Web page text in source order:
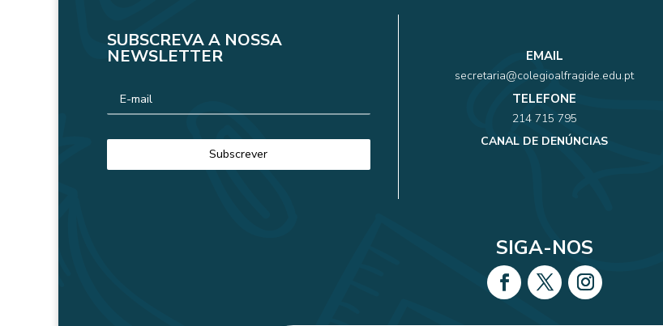
SUBSCREVA A NOSSA
NEWSLETTER EMAIL
secretaria@colegioalfragide.edu.pt
TELEFONE
214 715 795
CANAL DE DENÚNCIAS
SIGA-NOS